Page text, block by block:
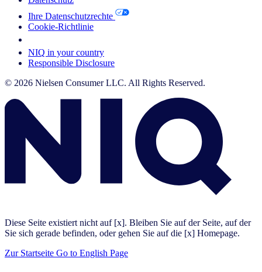
Ihre Datenschutzrechte
Cookie-Richtlinie
NIQ in your country
Responsible Disclosure
© 2026 Nielsen Consumer LLC. All Rights Reserved.
Diese Seite existiert nicht auf [x]. Bleiben Sie auf der Seite, auf der
Sie sich gerade befinden, oder gehen Sie auf die [x] Homepage.
Zur Startseite Go to English Page